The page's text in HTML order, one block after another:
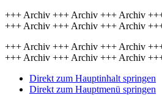
+++ Archiv +++ Archiv +++ Archiv
+++ Archiv +++ Archiv +++ Archiv
+++ Archiv +++ Archiv +++ Archiv
+++ Archiv +++ Archiv +++ Archiv
Direkt zum Hauptinhalt springen
Direkt zum Hauptmenü springen